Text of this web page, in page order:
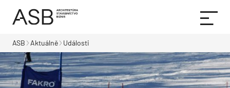
ASB Aktuálně Události